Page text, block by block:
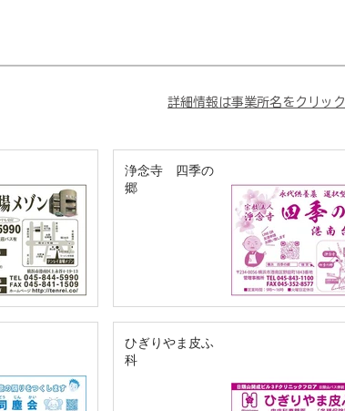
​詳細情報は事業所名をクリック
浄念寺 四季の
郷
ひぎりやま皮ふ
科